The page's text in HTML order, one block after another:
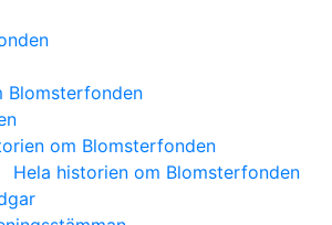
Blomsterfonden
om Blomsterfonden
Hela historien om Blomsterfonden